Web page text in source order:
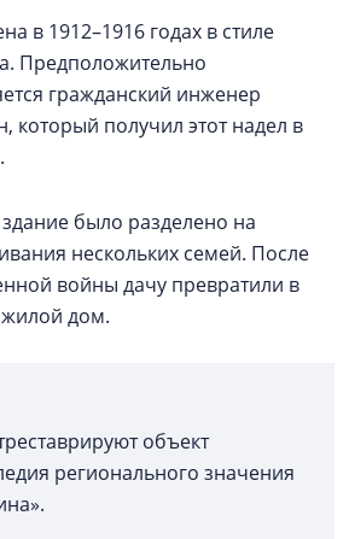
в 1912–1916 годах в стиле
Предположительно
гражданский инженер
который получил этот надел в
было разделено на
нескольких семей. После
войны дачу превратили в
дом.
объект
регионального значения